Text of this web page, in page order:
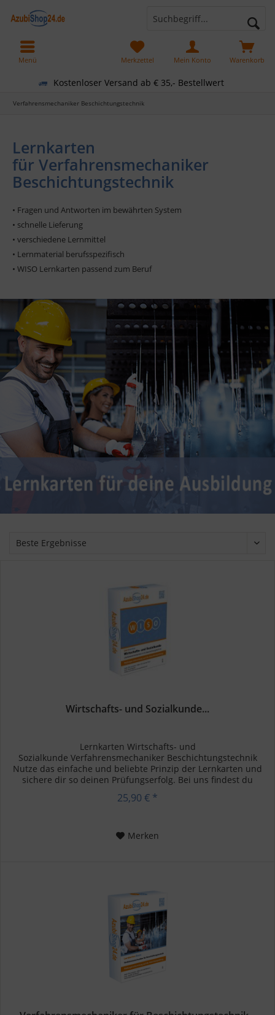
Kostenloser Versand ab € 35,- Bestellwert
Warenkorb
Merkzettel Mein Konto
Menü
Verfahrensmechaniker Beschichtungstechnik
Lernkarten
für Verfahrensmechaniker
Beschichtungstechnik
• Fragen und Antworten im bewährten System
• schnelle Lieferung
• verschiedene Lernmittel
• Lernmaterial berufsspezifisch
• WISO Lernkarten passend zum Beruf
Wirtschafts- und Sozialkunde...
Lernkarten Wirtschafts- und
Sozialkunde Verfahrensmechaniker Beschichtungstechnik
Nutze das einfache und beliebte Prinzip der Lernkarten und
sichere dir so deinen Prüfungserfolg. Bei uns findest du
speziell für das Prüfungsfach...
25,90 € *
Merken